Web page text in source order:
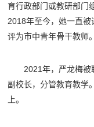
育行政部门或教研部门
2018年至今，她一直
评为市中青年骨干教师。
2021年，严龙梅被
副校长，分管教育教学
上。